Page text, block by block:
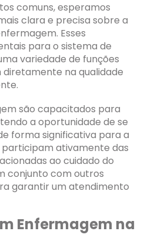
comuns, esperamos
clara e precisa sobre a
Esses
para o sistema de
variedade de funções
na qualidade
são capacitados para
a oportunidade de se
forma significativa para a
participam ativamente das
ao cuidado do
conjunto com outros
garantir um atendimento
Enfermagem na